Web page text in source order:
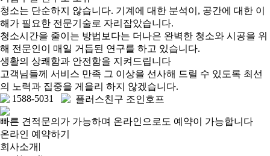
청소는 단순하지 않습니다. 기계에 대한 분석이, 공간에 대한 이
해가 필요한 전문기술로 자리잡았습니다.
청소시간을 줄이는 방법보다는 더나은 완벽한 청소와 시공을 위
해 전문인이 매일 거듭된 연구를 하고 있습니다.
생활의 상쾌함과 안전함을 지켜드립니다
고객님들께 서비스 만족 그 이상을 선사해 드릴 수 있도록 최선
의 노력과 집중을 게을리 하지 않겠습니다.
1588-5031
플러스친구 조인호프
빠른 견적문의가 가능하며 온라인으로도 예약이 가능합니다
온라인 예약하기
회사소개 |